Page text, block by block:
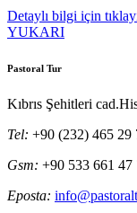
Detaylı bilgi için
YUKARI
Pastoral Tur
Kıbrıs Şehitleri
Tel: +90 (232) 465 29
Gsm: +90 533 661 47
Eposta: